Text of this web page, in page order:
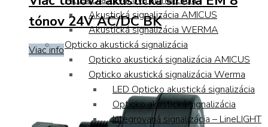
Akustická signalizácia AMICUS
Akustická signalizácia WERMA
Opticko akustická signalizácia
Opticko akustická signalizácia AMICUS
Opticko akustická signalizácia Werma
LED Opticko akustická signalizácia
Opticko akustická signalizácia
Integrovaná signalizácia – LineLIGHT
tónov 24V AC/DC BK
Viac info